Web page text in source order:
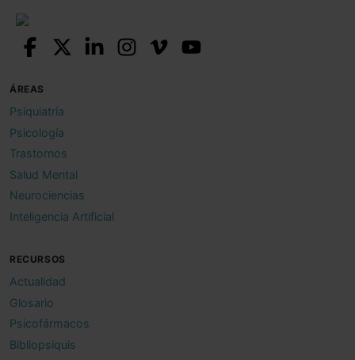
ÁREAS
Psiquiatría
Psicología
Trastornos
Salud Mental
Neurociencias
Inteligencia Artificial
RECURSOS
Actualidad
Glosario
Psicofármacos
Bibliopsiquis